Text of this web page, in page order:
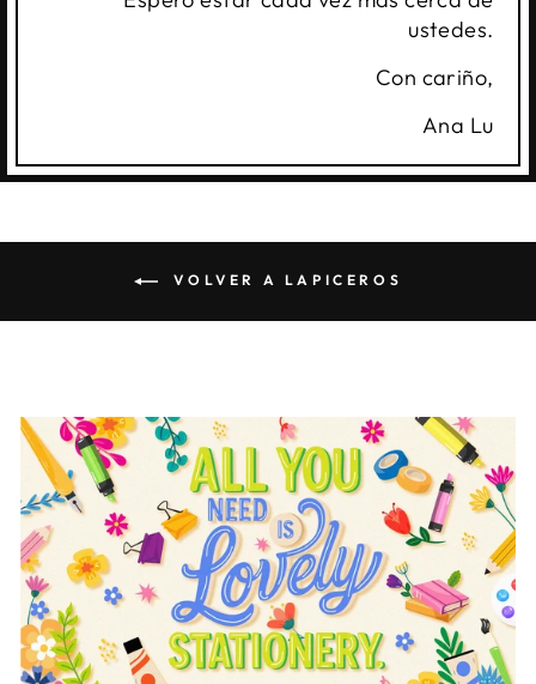
ustedes.
Con cariño,
Ana Lu
VOLVER A LAPICEROS